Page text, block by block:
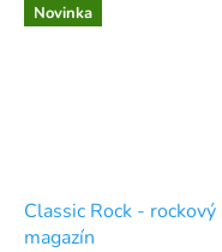
Novinka
Classic Rock - rockový
magazín